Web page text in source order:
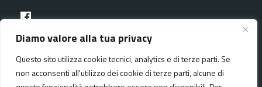
Diamo valore alla tua privacy
Questo sito utilizza cookie tecnici, analytics e di terze parti. Se
non acconsenti all'utilizzo dei cookie di terze parti, alcune di
facebook
Media policy Mappa del sito